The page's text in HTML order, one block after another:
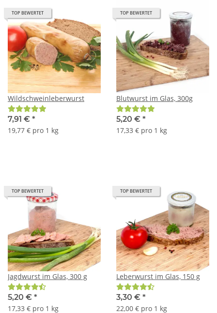
TOP BEWERTET
Wildschweinleberwurst
7,91 € *
19,77 € pro 1 kg
TOP BEWERTET
Blutwurst im Glas, 300g
5,20 € *
17,33 € pro 1 kg
TOP BEWERTET
Jagdwurst im Glas, 300 g
5,20 € *
17,33 € pro 1 kg
TOP BEWERTET
Leberwurst im Glas, 150 g
3,30 € *
22,00 € pro 1 kg